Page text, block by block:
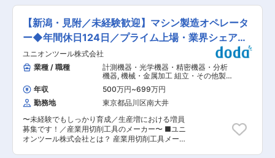
然環境による影響を受けない農産物の安定供給に
対する需要の高まりや食品加工の生産現場での人
手不足などを背景として、農産物生産における
「農」の工業化から食品加工における「食」の自
動化まで、食品市場におけるソリューション開発
に取り組んでいます。 また既に次世代に向け、機
械技術はもちろん、電気・制御・情報技術などに
関する技術革新・新規ビジネスの創出にも取り組
んでいきます。 〔ビジネス例〕モニタリングシス
テム：IoTを駆使した遠隔監視プラットフォー
ム / アグリビジネス：野菜の優良苗だけを選
別・育成し、植物工場の生産性を向上させる自動
化システム など 変更の範囲：会社の定める業務
をまいたら自動でサラダができあがる」という新
しいコンセプトの植物工場を開発しており、 植物
工場システム「アグリネ」の関連装置の開発、設
計業務、顧客対応（システム提案、見積り等）な
どを担当頂きます。 具体的には下記の業務内容で
す。 ・コンセプト立案 ・構想設計 ・商品化基本
設計 ・詳細設計 ‐機械分野…開発(CAE、試作等)、
構造設計、部品等詳細設計 ‐電気分野・制御…シ
ステム構成設計、制御盤等電気詳細設計、制御ソ
フト詳細設計 ・強度・耐久の信頼性開発／
設計 ・解析・評価 ・量産立上げ など ※出向先
情報：株式会社FAMS（新潟県見附市新幸町2-
4）Food & Agri Mechatro Solution.の頭文字絵を
取ってFAMS（ファムス）と名付けれられていま
す ■株式会社FAMS特徴：2018年に安川電機グル
ープビジョンのメカトロニクス応用領域を拡大す
【新潟・見附／未経験歓迎】マシン製造オペレータ
ー◆年間休日124日／プライム上場・業界シェアト
ップ級
ユニオンツール株式会社
業種 / 職種
計測機器・光学機器・精密機器・分析
機器, 機械・金属加工 組立・その他製
造職
年収 500万円~699万円
勤務地
東京都品川区南大井
〜未経験でもしっかり育成／生産増における増員
募集です！／産業用切削工具のメーカー〜 ■ユニ
オンツール株式会社とは？ 産業用切削工具メーカ